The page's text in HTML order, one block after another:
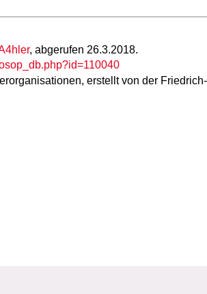
, abgerufen 26.3.2018.
erstellt von der